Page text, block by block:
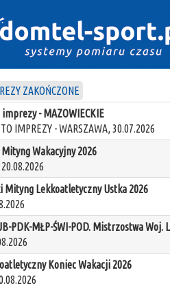
ZAKOŃCZONE
- MAZOWIECKIE
IMPREZY - WARSZAWA, 30.07.2026
Wakacyjny 2026
Mityng Lekkoatletyczny Ustka 2026
PDK-MŁP-ŚWI-POD. Mistrzostwa Woj.
Koniec Wakacji 2026